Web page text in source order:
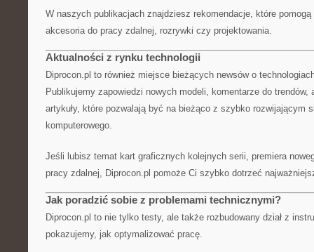
W naszych publikacjach znajdziesz rekomendacje, które pomogą
akcesoria do pracy zdalnej, rozrywki czy projektowania.
Aktualności z rynku technologii
Diprocon.pl to również miejsce bieżących newsów o
Publikujemy zapowiedzi nowych modeli, komentarze do trendów,
artykuły, które pozwalają być na bieżąco z szybko rozwijającym
komputerowego.
Jeśli lubisz temat kart graficznych kolejnych serii, premiera
pracy zdalnej, Diprocon.pl pomoże Ci szybko dotrzeć
Jak poradzić sobie z problemami technicznymi?
Diprocon.pl to nie tylko testy, ale także rozbudowany dział z
pokazujemy, jak optymalizować pracę.